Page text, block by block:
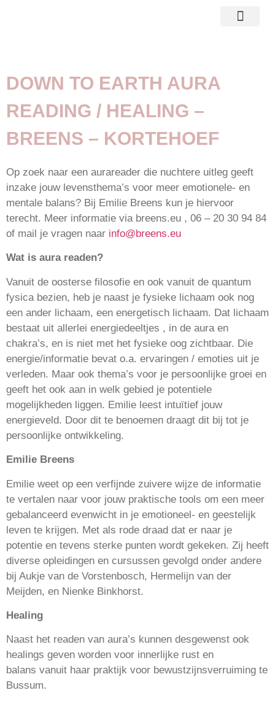
DOWN TO EARTH AURA
READING / HEALING –
BREENS – KORTEHOEF
Op zoek naar een aurareader die nuchtere uitleg geeft
inzake jouw levensthema’s voor meer emotionele- en
mentale balans? Bij Emilie Breens kun je hiervoor
terecht. Meer informatie via breens.eu , 06 – 20 30 94 84
of mail je vragen naar info@breens.eu
Wat is aura readen?
Vanuit de oosterse filosofie en ook vanuit de quantum
fysica bezien, heb je naast je fysieke lichaam ook nog
een ander lichaam, een energetisch lichaam. Dat lichaam
bestaat uit allerlei energiedeeltjes , in de aura en
chakra’s, en is niet met het fysieke oog zichtbaar. Die
energie/informatie bevat o.a. ervaringen / emoties uit je
verleden. Maar ook thema’s voor je persoonlijke groei en
geeft het ook aan in welk gebied je potentiele
mogelijkheden liggen. Emilie leest intuïtief jouw
energieveld. Door dit te benoemen draagt dit bij tot je
persoonlijke ontwikkeling.
Emilie Breens
Emilie weet op een verfijnde zuivere wijze de informatie
te vertalen naar voor jouw praktische tools om een meer
gebalanceerd evenwicht in je emotioneel- en geestelijk
leven te krijgen. Met als rode draad dat er naar je
potentie en tevens sterke punten wordt gekeken. Zij heeft
diverse opleidingen en cursussen gevolgd onder andere
bij Aukje van de Vorstenbosch, Hermelijn van der
Meijden, en Nienke Binkhorst.
Healing
Naast het readen van aura’s kunnen desgewenst ook
healings geven worden voor innerlijke rust en
balans vanuit haar praktijk voor bewustzijnsverruiming te
Bussum.